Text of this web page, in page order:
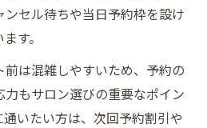
ンセル待ちや当日予約枠を設け
す。
前は混雑しやすいため、予約の
もサロン選びの重要なポイン
いたい方は、次回予約割引や